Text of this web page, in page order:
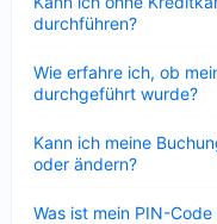
durchführen?
Wie erfahre ich, ob
durchgeführt wurde?
Kann ich meine
oder ändern?
Was ist mein PIN-